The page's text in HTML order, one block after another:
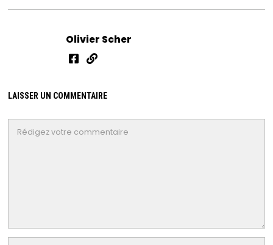
Olivier Scher
LAISSER UN COMMENTAIRE